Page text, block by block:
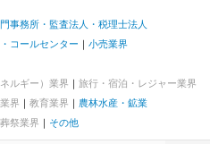
事務所・監査法人・税理士法人
コールセンター
小売業界
ルギー）業界
旅行・宿泊・レジャー業界
界 教育業界
農林水産・鉱業
祭業界 その他